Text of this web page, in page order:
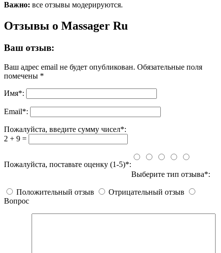
Важно: все отзывы модерируются.
Отзывы о Massager Ru
Ваш отзыв:
Ваш адрес email не будет опубликован. Обязательные поля
помечены *
Имя*:
Email*:
Пожалуйста, введите сумму чисел*:
2 + 9 =
Пожалуйста, поставьте оценку (1-5)*:
Выберите тип отзыва*:
Положительный отзыв
Отрицательный отзыв
Вопрос